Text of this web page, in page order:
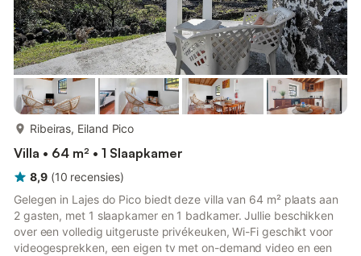
Ribeiras, Eiland Pico
Villa • 64 m² • 1 Slaapkamer
8,9 (10 recensies)
Gelegen in Lajes do Pico biedt deze villa van 64 m² plaats aan
2 gasten, met 1 slaapkamer en 1 badkamer. Jullie beschikken
over een volledig uitgeruste privékeuken, Wi-Fi geschikt voor
videogesprekken, een eigen tv met on-demand video en een